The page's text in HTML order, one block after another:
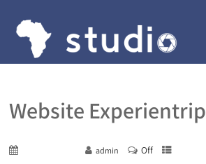
Website Experientrip
admin Off